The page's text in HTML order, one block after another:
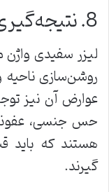
8. نتیجه‌گیری
لیزر سفیدی
روشن‌سازی ناحیه
عوارض آن نیز
حس جنسی،
هستند که باید
گیرند.